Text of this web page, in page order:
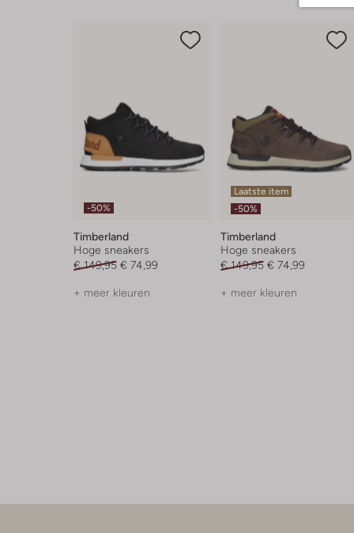
-50%
Timberland
Hoge sneakers
€ 149,95 € 74,99
+ meer kleuren
Laatste item
-50%
Timberland
Hoge sneakers
€ 149,95 € 74,99
+ meer kleuren